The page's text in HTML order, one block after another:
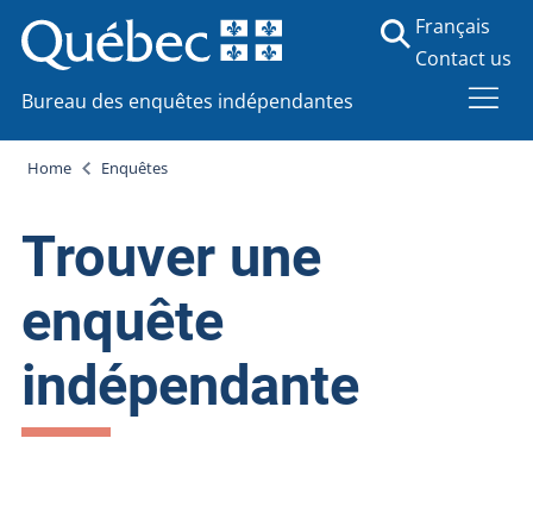
Bureau des enquêtes indépendantes
Français
Contact us
Home Enquêtes
Trouver une
enquête
indépendante